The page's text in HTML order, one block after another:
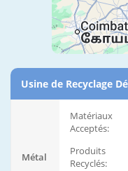
Usine de Recyclage
Métal
Matériaux
Acceptés:
Produits
Recyclés: